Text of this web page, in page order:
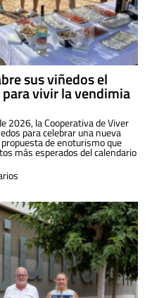
sus viñedos el
vivir la vendimia
2026, la Cooperativa de Viver
para celebrar una nueva
propuesta de enoturismo que
más esperados del calendario